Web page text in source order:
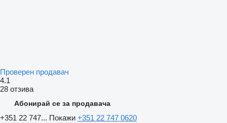
Проверен продавач
4.1
28 отзива
Абонирай се за продавача
+351 22 747... Покажи +351 22 747 0620